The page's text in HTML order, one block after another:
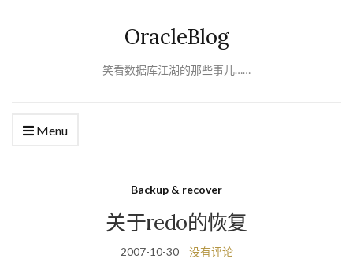
OracleBlog
笑看数据库江湖的那些事儿……
Menu
Backup & recover
关于redo的恢复
2007-10-30 没有评论